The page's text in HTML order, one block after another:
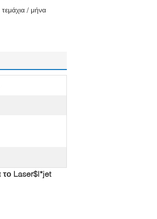
/ μήνα
Laser$l*jet